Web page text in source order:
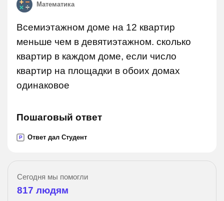
Математика
Всемиэтажном доме на 12 квартир
меньше чем в девятиэтажном. сколько
квартир в каждом доме, если число
квартир на площадки в обоих домах
одинаковое
Пошаговый ответ
P Ответ дал Студент
Сегодня мы помогли
817 людям